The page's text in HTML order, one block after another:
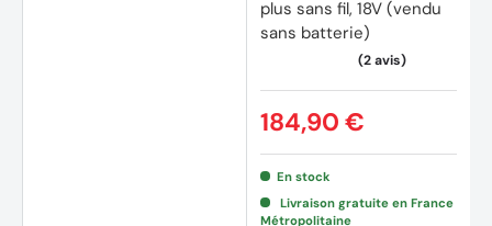
(20
plus sans fil, 18V (vendu
sans batterie)
184,90 €
En stock
Livraison gratuite en France
Métropolitaine